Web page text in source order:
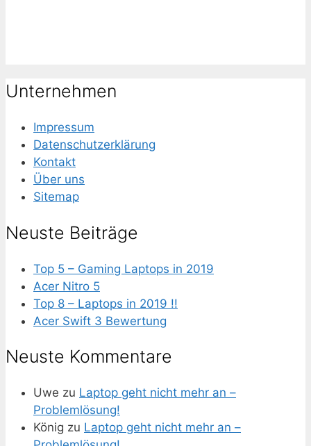
Unternehmen
Impressum
Datenschutzerklärung
Kontakt
Über uns
Sitemap
Neuste Beiträge
Top 5 – Gaming Laptops in 2019
Acer Nitro 5
Top 8 – Laptops in 2019 !!
Acer Swift 3 Bewertung
Neuste Kommentare
Uwe zu Laptop geht nicht mehr an –
Problemlösung!
König zu Laptop geht nicht mehr an –